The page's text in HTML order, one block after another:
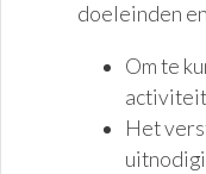
doeleinden
Om te
Het